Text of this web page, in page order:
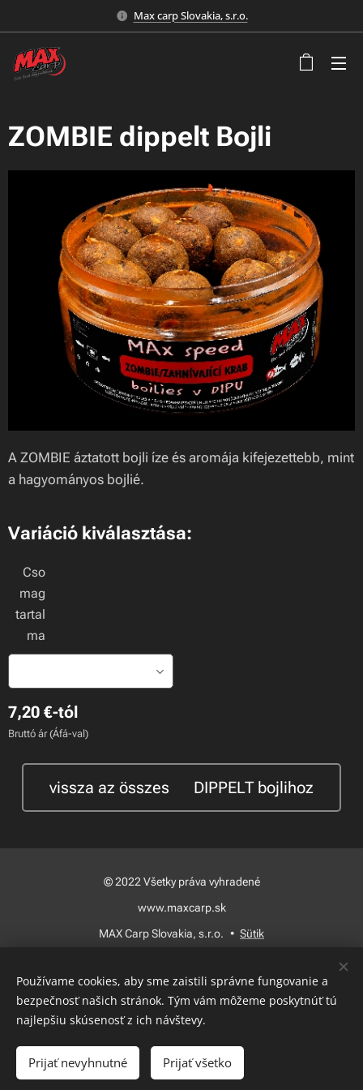
Max carp Slovakia, s.r.o.
ZOMBIE dippelt Bojli
A ZOMBIE áztatott bojli íze és aromája kifejezettebb, mint
a hagyományos bojlié.
Variáció kiválasztása:
Cso
mag
tartal
ma
7,20 €-tól
Bruttó ár (Áfá-val)
Kosárba
vissza az összes 🍃DIPPELT bojlihoz
© 2022 Všetky práva vyhradené
www.maxcarp.sk
MAX Carp Slovakia, s.r.o.
Sütik
Slovenčina
Magyar
Používame cookies, aby sme zaistili správne fungovanie a
bezpečnosť našich stránok. Tým vám môžeme poskytnúť tú
najlepšiu skúsenosť z ich návštevy.
Prijať nevyhnutné Prijať všetko